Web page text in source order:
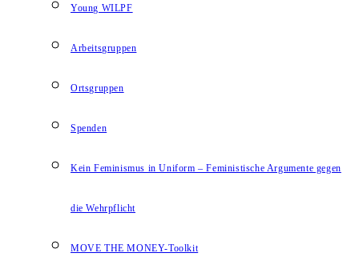
Young WILPF
Arbeitsgruppen
Ortsgruppen
Spenden
Kein Feminismus in Uniform – Feministische Argumente gegen
die Wehrpflicht
MOVE THE MONEY-Toolkit